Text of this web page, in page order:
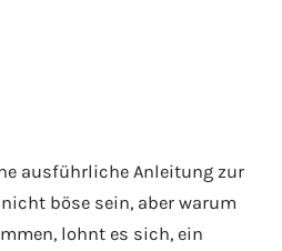
ausführliche Anleitung zur
böse sein, aber warum
lohnt es sich, ein